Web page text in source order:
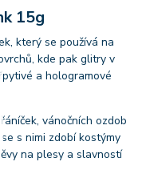
15g
který se používá na
kde pak glitry v
a hologramové
vánočních ozdob
s nimi zdobí kostýmy
na plesy a slavností